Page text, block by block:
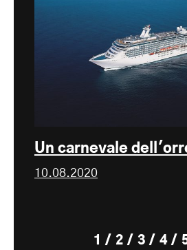
Un carnevale
10.08.2020
1 2 3 4